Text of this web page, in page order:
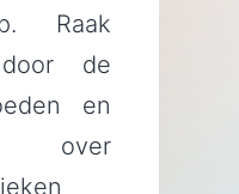
Raak
door de
en